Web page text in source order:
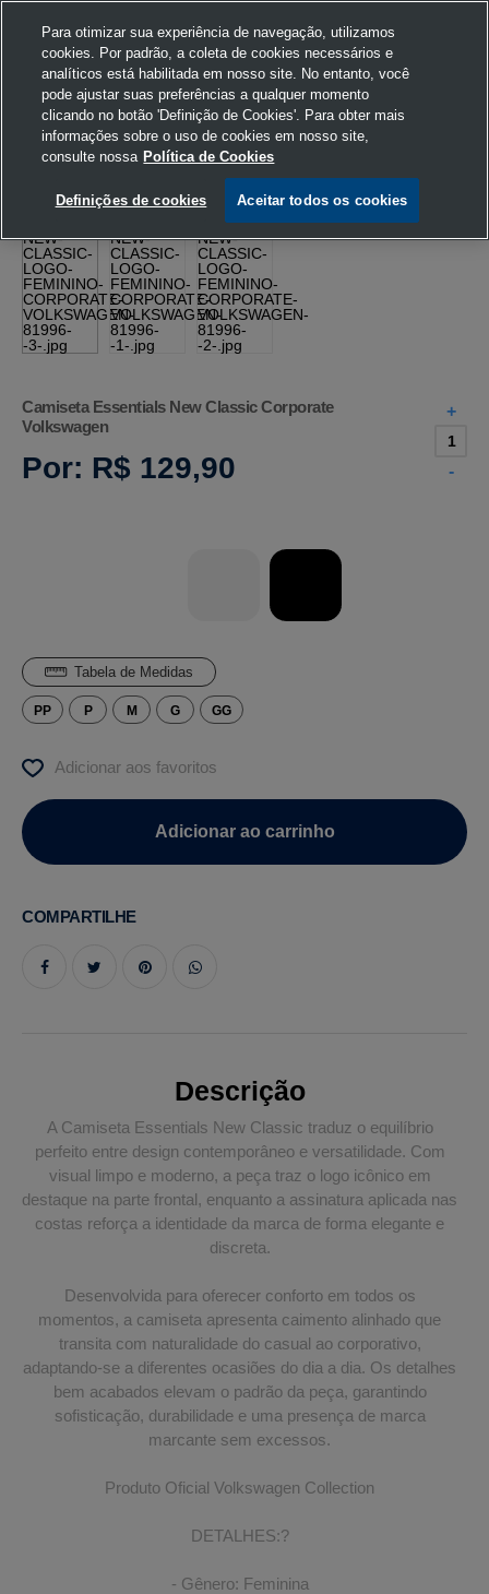
Home Volkswagen Vestuário Camiseta
Camiseta Essentials New Classic Corporate
Volkswagen
Por: R$ 129,90
Tabela de Medidas
PP P M G GG
-
+
Adicionar aos favoritos
COMPARTILHE
Descrição
A Camiseta Essentials New Classic traduz o equilíbrio
perfeito entre design contemporâneo e versatilidade. Com
visual limpo e moderno, a peça traz o logo icônico em
destaque na parte frontal, enquanto a assinatura aplicada nas
costas reforça a identidade da marca de forma elegante e
discreta.
Desenvolvida para oferecer conforto em todos os
momentos, a camiseta apresenta caimento alinhado que
transita com naturalidade do casual ao corporativo,
adaptando-se a diferentes ocasiões do dia a dia. Os detalhes
bem acabados elevam o padrão da peça, garantindo
sofisticação, durabilidade e uma presença de marca
marcante sem excessos.
Produto Oficial Volkswagen Collection
DETALHES:?
- Gênero: Feminina
Para otimizar sua experiência de navegação, utilizamos
cookies. Por padrão, a coleta de cookies necessários e
analíticos está habilitada em nosso site. No entanto, você
pode ajustar suas preferências a qualquer momento
clicando no botão 'Definição de Cookies'. Para obter mais
informações sobre o uso de cookies em nosso site,
consulte nossa Política de Cookies
Definições de cookies Aceitar todos os cookies